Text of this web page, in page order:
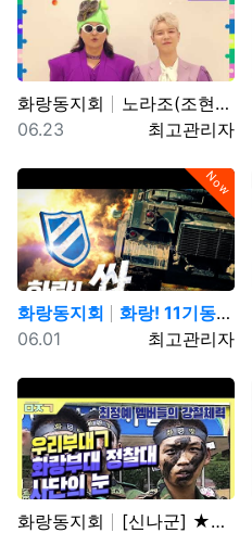
화랑동지회
노라조(조현빈) 창립10주년 기념행사 초청 영상
등록자
최고관리자
등록일
06.23
Now
화랑동지회
화랑! 11기동사단 혹한기 훈련을 명 받았습니다!!(f…
등록자
최고관리자
등록일
06.01
화랑동지회
[신나군] ★구독자 요청★ 11사단 화랑부대 정찰대대_…